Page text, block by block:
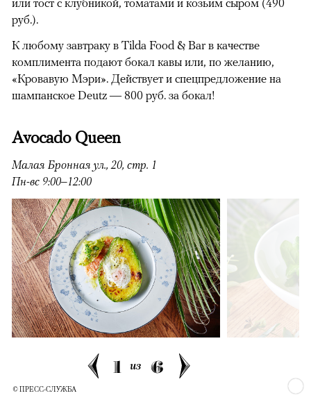
или тост с клубникой, томатами и козьим сыром (490
руб.).
К любому завтраку в Tilda Food & Bar в качестве
комплимента подают бокал кавы или, по желанию,
«Кровавую Мэри». Действует и спецпредложение на
шампанское Deutz — 800 руб. за бокал!
Avocado Queen
Малая Бронная ул., 20, стр. 1
Пн-вс 9:00–12:00
1 из 6
© ПРЕСС-СЛУЖБА